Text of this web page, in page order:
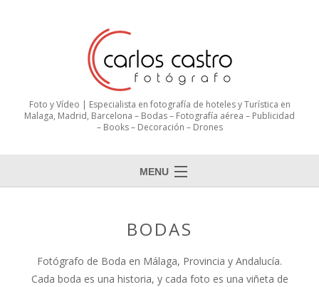
Foto y Vídeo | Especialista en fotografía de hoteles y Turística en
Malaga, Madrid, Barcelona – Bodas – Fotografía aérea – Publicidad
– Books – Decoración – Drones
MENU
BODAS
Fotógrafo de Boda en Málaga, Provincia y Andalucía.
Cada boda es una historia, y cada foto es una viñeta de